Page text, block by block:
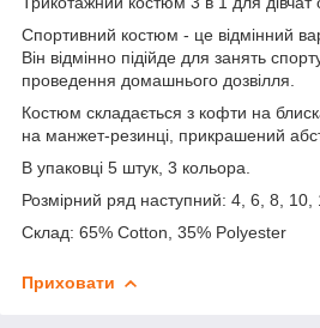
Спортивний костюм - це відмінний
Він відмінно підійде для занять
проведення домашнього дозвілля.
Костюм складається з кофти на
на манжет-резинці, прикрашений
В упаковці 5 штук, 3 кольора.
Розмірний ряд наступний: 4, 6, 8, 10,
Склад: 65% Cotton, 35% Polyester
Приховати